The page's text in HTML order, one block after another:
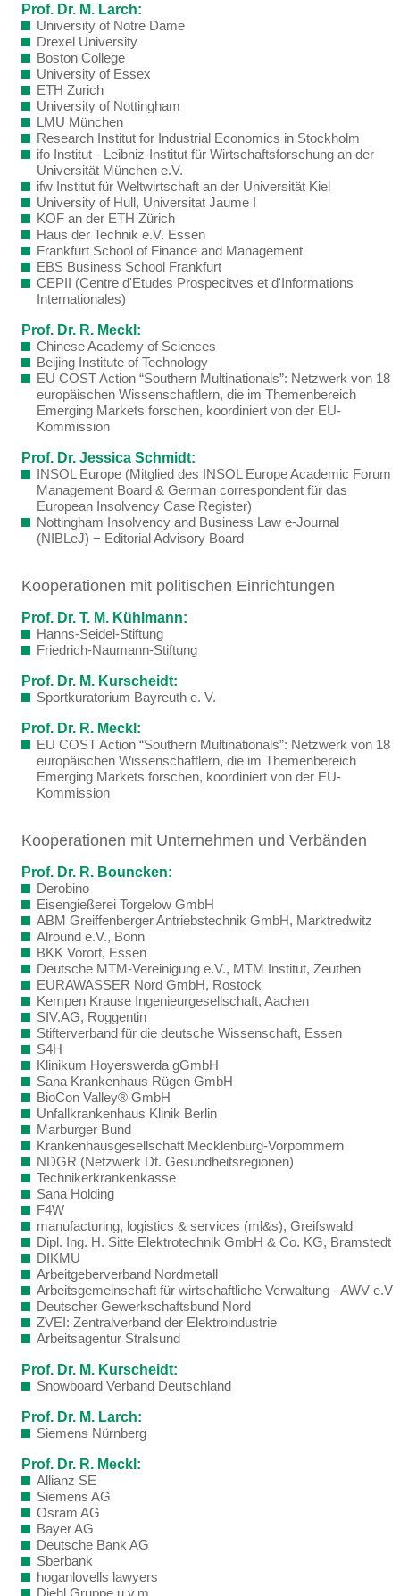
Prof. Dr. M. Larch:
University of Notre Dame
Drexel University
Boston College
University of Essex
ETH Zurich
University of Nottingham
LMU München
Research Institut for Industrial Economics in Stockholm
ifo Institut - Leibniz-Institut für Wirtschaftsforschung an der
Universität München e.V.
ifw Institut für Weltwirtschaft an der Universität Kiel
University of Hull, Universitat Jaume I
KOF an der ETH Zürich
Haus der Technik e.V. Essen
Frankfurt School of Finance and Management
EBS Business School Frankfurt
CEPII (Centre d'Etudes Prospecitves et d'Informations
Internationales)
Prof. Dr. R. Meckl:
Chinese Academy of Sciences
Beijing Institute of Technology
EU COST Action “Southern Multinationals”: Netzwerk von 18
europäischen Wissenschaftlern, die im Themenbereich
Emerging Markets forschen, koordiniert von der EU-
Kommission
Prof. Dr. Jessica Schmidt:
INSOL Europe (Mitglied des INSOL Europe Academic Forum
Management Board & German correspondent für das
European Insolvency Case Register)
Nottingham Insolvency and Business Law e-Journal
(NIBLeJ) − Editorial Advisory Board
Kooperationen mit politischen Einrichtungen
Prof. Dr. T. M. Kühlmann:
Hanns-Seidel-Stiftung
Friedrich-Naumann-Stiftung
Prof. Dr. M. Kurscheidt:
Sportkuratorium Bayreuth e. V.
Prof. Dr. R. Meckl:
EU COST Action “Southern Multinationals”: Netzwerk von 18
europäischen Wissenschaftlern, die im Themenbereich
Emerging Markets forschen, koordiniert von der EU-
Kommission
Kooperationen mit Unternehmen und Verbänden
Prof. Dr. R. Bouncken:
Derobino
Eisengießerei Torgelow GmbH
ABM Greiffenberger Antriebstechnik GmbH, Marktredwitz
Alround e.V., Bonn
BKK Vorort, Essen
Deutsche MTM-Vereinigung e.V., MTM Institut, Zeuthen
EURAWASSER Nord GmbH, Rostock
Kempen Krause Ingenieurgesellschaft, Aachen
SIV.AG, Roggentin
Stifterverband für die deutsche Wissenschaft, Essen
S4H
Klinikum Hoyerswerda gGmbH
Sana Krankenhaus Rügen GmbH
BioCon Valley® GmbH
Unfallkrankenhaus Klinik Berlin
Marburger Bund
Krankenhausgesellschaft Mecklenburg-Vorpommern
NDGR (Netzwerk Dt. Gesundheitsregionen)
Technikerkrankenkasse
Sana Holding
F4W
manufacturing, logistics & services (ml&s), Greifswald
Dipl. Ing. H. Sitte Elektrotechnik GmbH & Co. KG, Bramstedt
DIKMU
Arbeitgeberverband Nordmetall
Arbeitsgemeinschaft für wirtschaftliche Verwaltung - AWV e.V
Deutscher Gewerkschaftsbund Nord
ZVEI: Zentralverband der Elektroindustrie
Arbeitsagentur Stralsund
Prof. Dr. M. Kurscheidt:
Snowboard Verband Deutschland
Prof. Dr. M. Larch:
Siemens Nürnberg
Prof. Dr. R. Meckl:
Allianz SE
Siemens AG
Osram AG
Bayer AG
Deutsche Bank AG
Sberbank
hoganlovells lawyers
Diehl Gruppe u.v.m.